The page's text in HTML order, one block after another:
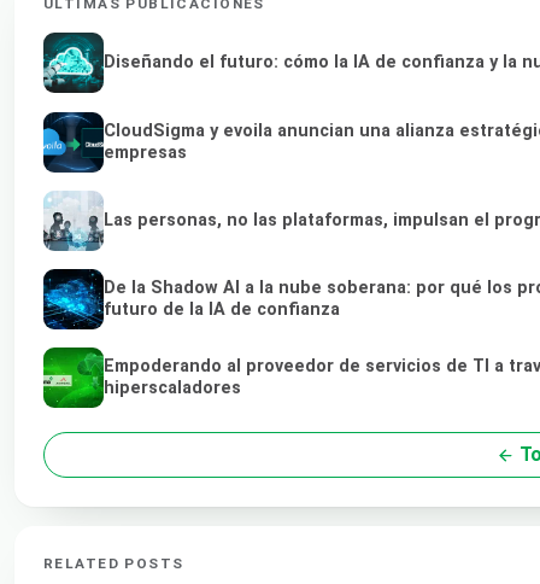
ÚLTIMAS PUBLICACIONES
Diseñando el futuro: cómo la IA de confianza y la
CloudSigma y evoila anuncian una alianza
empresas
Las personas, no las plataformas, impulsan el
De la Shadow AI a la nube soberana: por qué los
futuro de la IA de confianza
Empoderando al proveedor de servicios de TI a
hiperscaladores
RELATED POSTS